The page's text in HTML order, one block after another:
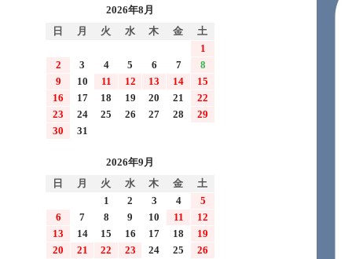
2026年8月
日
月 火 水 木 金
土
1
2
3 4 5 6 7
8
9
10 11 12 13 14
15
16
17 18 19 20 21
22
23
24 25 26 27 28
29
30
31
2026年9月
日
月 火 水 木 金
土
1
2 3 4
5
6
7 8 9 10 11
12
13
14 15 16 17 18
19
20
21 22 23 24 25
26